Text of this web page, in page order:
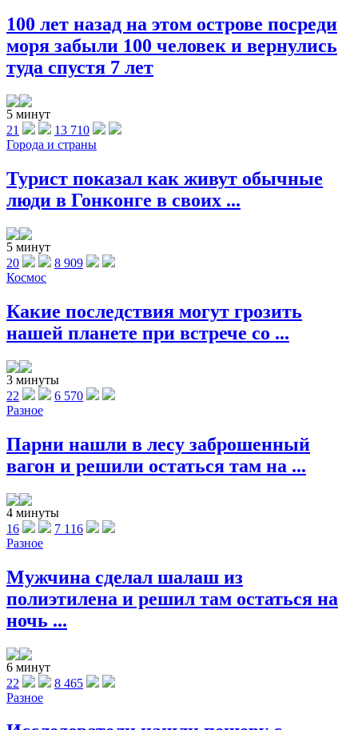
100 лет назад на этом острове посреди
моря забыли 100 человек и вернулись
туда спустя 7 лет
5 минут
21
13 710
Города и страны
Турист показал как живут обычные
люди в Гонконге в своих ...
5 минут
20
8 909
Космос
Какие последствия могут грозить
нашей планете при встрече со ...
3 минуты
22
6 570
Разное
Парни нашли в лесу заброшенный
вагон и решили остаться там на ...
4 минуты
16
7 116
Разное
Мужчина сделал шалаш из
полиэтилена и решил там остаться на
ночь ...
6 минут
22
8 465
Разное